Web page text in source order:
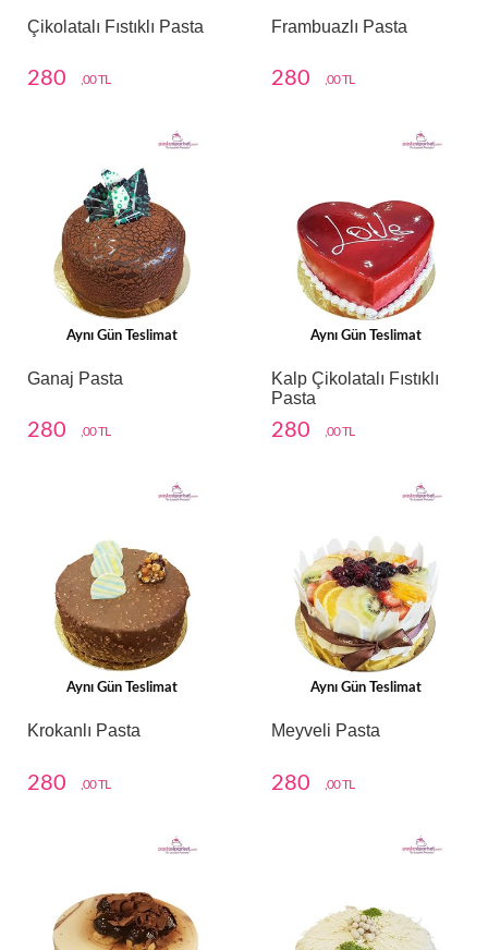
Çikolatalı Fıstıklı Pasta
280 ,00 TL
Frambuazlı Pasta
280 ,00 TL
Aynı Gün Teslimat
Ganaj Pasta
280 ,00 TL
Aynı Gün Teslimat
Kalp Çikolatalı Fıstıklı
Pasta
280 ,00 TL
Aynı Gün Teslimat
Krokanlı Pasta
280 ,00 TL
Aynı Gün Teslimat
Meyveli Pasta
280 ,00 TL